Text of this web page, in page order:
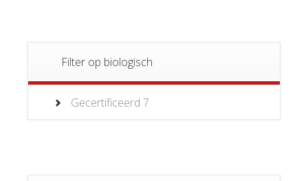
Filter op biologisch
Gecertificeerd 7